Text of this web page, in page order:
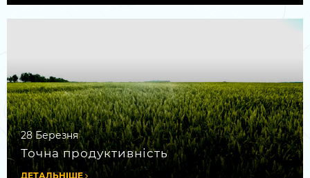
28 Березня
Точна продуктивність
ДЕТАЛЬНІШЕ